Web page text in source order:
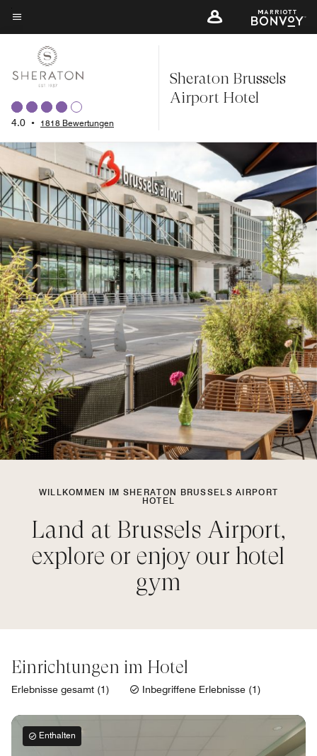
Skip
to
content
Menütext
4.0 • 1818 Bewertungen
Sheraton Brussels
Airport Hotel
WILLKOMMEN IM SHERATON BRUSSELS AIRPORT
HOTEL
Land at Brussels Airport,
explore or enjoy our hotel
gym
Einrichtungen im Hotel
Erlebnisse gesamt (1) Inbegriffene Erlebnisse (1)
Enthalten